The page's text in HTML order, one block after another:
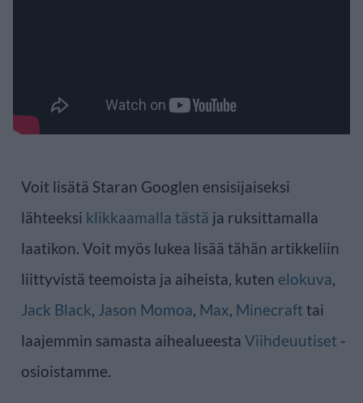
Voit lisätä Staran Googlen ensisijaiseksi
lähteeksi klikkaamalla tästä ja ruksittamalla
laatikon. Voit myös lukea lisää tähän artikkeliin
liittyvistä teemoista ja aiheista, kuten elokuva,
Jack Black, Jason Momoa, Max, Minecrafttai
laajemmin samasta aihealueesta Viihdeuutiset -
osioistamme.